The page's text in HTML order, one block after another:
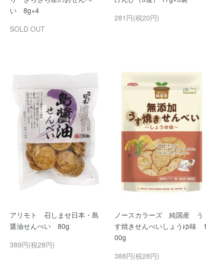
い 8g×4
SOLD OUT
281円(税20円)
アリモト 召しませ日本・島
醤油せんべい 80g
389円(税28円)
ノースカラーズ 純国産 う
す焼きせんべいしょうゆ味 1
00g
388円(税28円)